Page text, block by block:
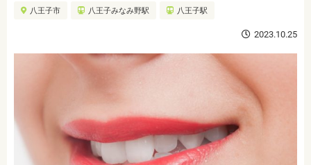
八王子市 八王子みなみ野駅 八王子駅
2023.10.25